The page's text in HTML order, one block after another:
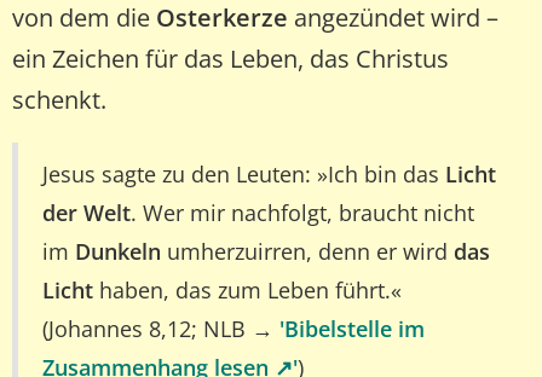
von dem die Osterkerze angezündet wird –
ein Zeichen für das Leben, das Christus
schenkt.
Jesus sagte zu den Leuten: »Ich bin das Licht
der Welt. Wer mir nachfolgt, braucht nicht
im Dunkeln umherzuirren, denn er wird das
Licht haben, das zum Leben führt.«
(Johannes 8,12; NLB → 'Bibelstelle im
Zusammenhang lesen ↗️')